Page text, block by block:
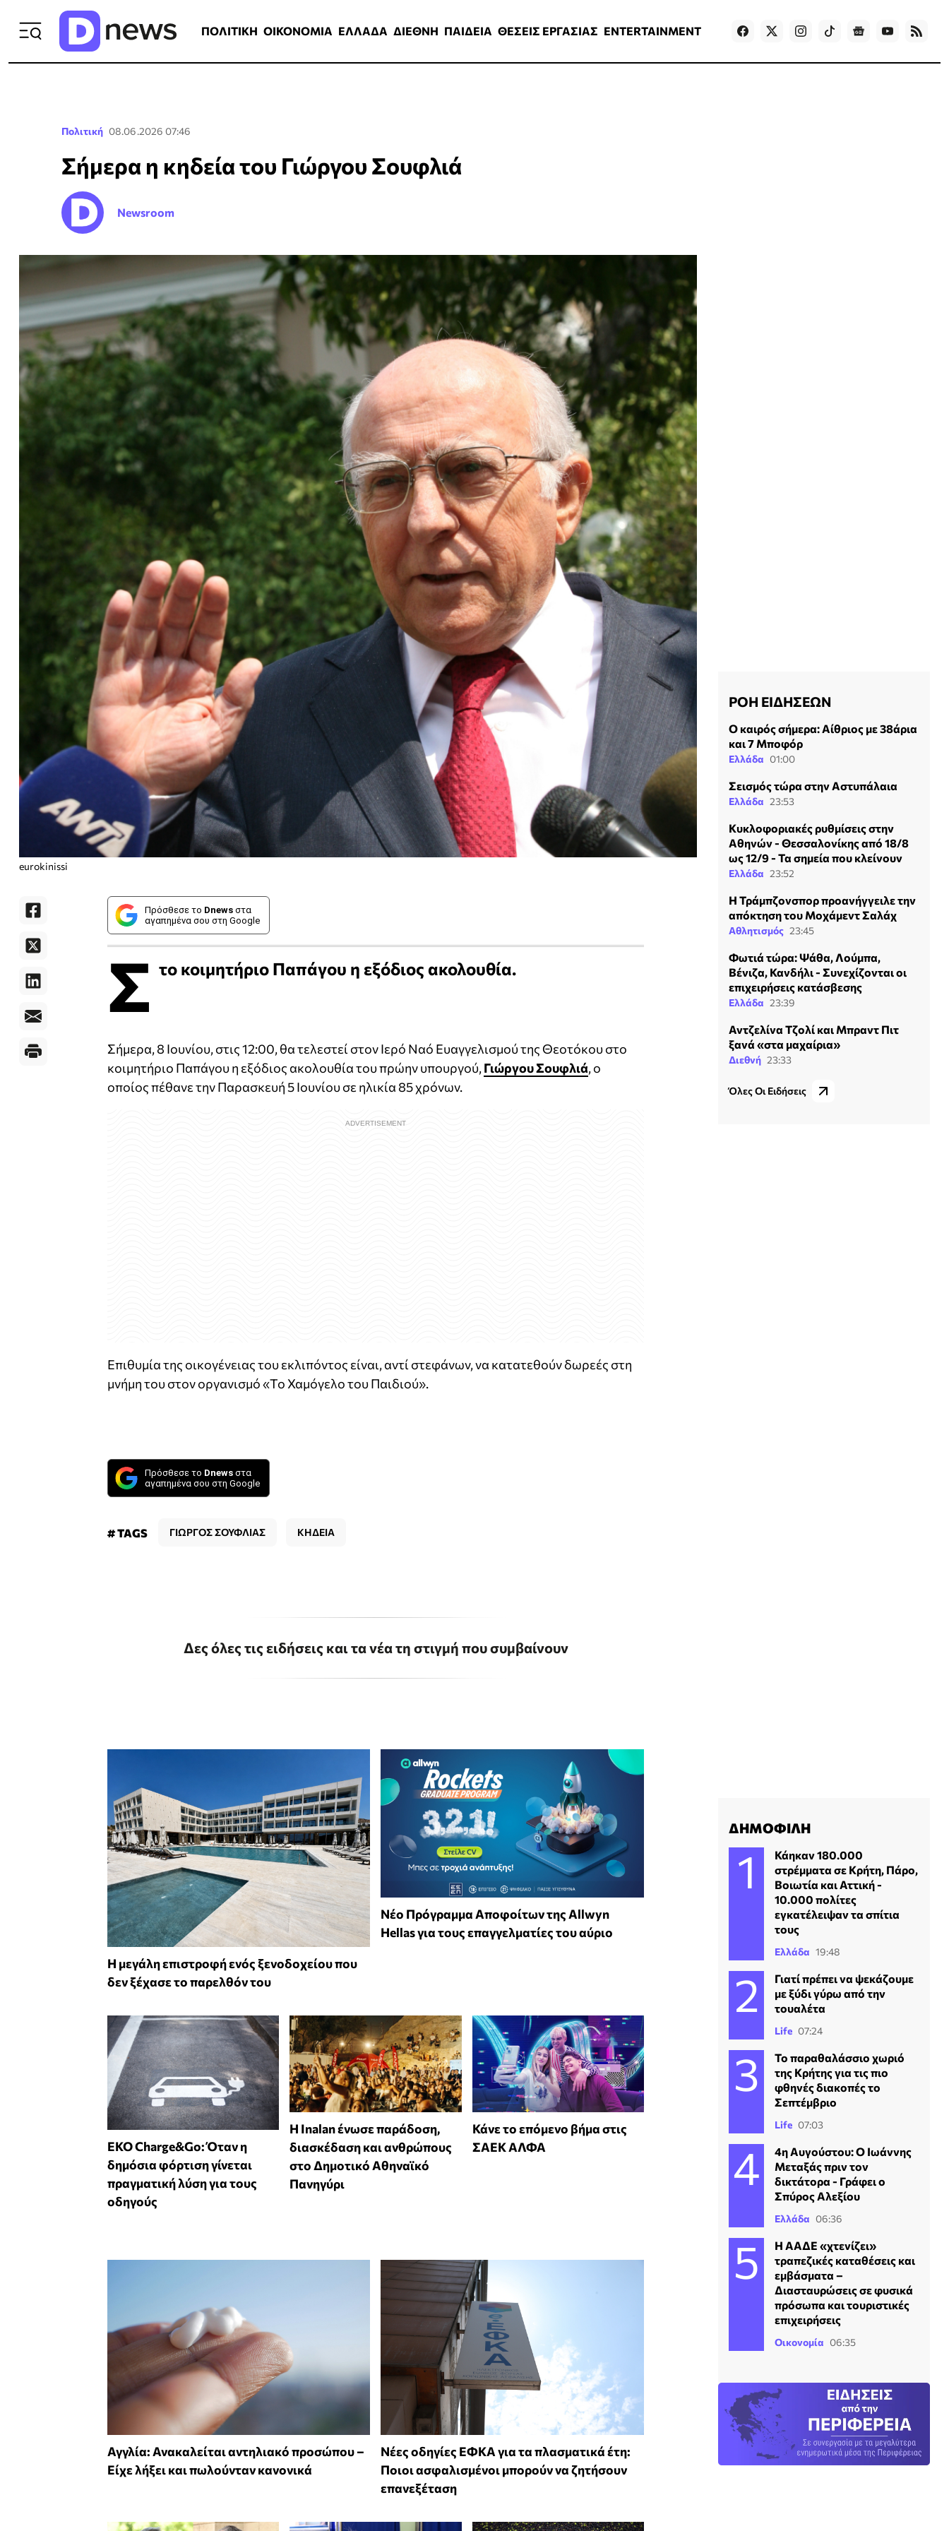
ΠΟΛΙΤΙΚΗ ΟΙΚΟΝΟΜΙΑ ΕΛΛΑΔΑ ΔΙΕΘΝΗ ΠΑΙΔΕΙΑ ΘΕΣΕΙΣ ΕΡΓΑΣΙΑΣ ENTERTAINMENT Games
Πολιτική 08.06.2026 07:46
Σήμερα η κηδεία του Γιώργου Σουφλιά
Newsroom
eurokinissi
Πρόσθεσε το Dnews στα
αγαπημένα σου στη Google
Σ το κοιμητήριο Παπάγου η εξόδιος ακολουθία.
Σήμερα, 8 Ιουνίου, στις 12:00, θα τελεστεί στον Ιερό Ναό Ευαγγελισμού της Θεοτόκου στο
κοιμητήριο Παπάγου η εξόδιος ακολουθία του πρώην υπουργού, Γιώργου Σουφλιά, ο
οποίος πέθανε την Παρασκευή 5 Ιουνίου σε ηλικία 85 χρόνων.
Επιθυμία της οικογένειας του εκλιπόντος είναι, αντί στεφάνων, να κατατεθούν δωρεές στη
μνήμη του στον οργανισμό «Το Χαμόγελο του Παιδιού».
Πρόσθεσε το Dnews στα
αγαπημένα σου στη Google
# TAGS ΓΙΩΡΓΟΣ ΣΟΥΦΛΙΑΣ ΚΗΔΕΙΑ
Δες όλες τις ειδήσεις και τα νέα τη στιγμή που συμβαίνουν
Η μεγάλη επιστροφή ενός ξενοδοχείου που
δεν ξέχασε το παρελθόν του
Νέο Πρόγραμμα Αποφοίτων της Allwyn
Hellas για τους επαγγελματίες του αύριο
EKO Charge&Go: Όταν η
δημόσια φόρτιση γίνεται
πραγματική λύση για τους
οδηγούς
Η Inalan ένωσε παράδοση,
διασκέδαση και ανθρώπους
στο Δημοτικό Αθηναϊκό
Πανηγύρι
Κάνε το επόμενο βήμα στις
ΣΑΕΚ ΑΛΦΑ
Αγγλία: Ανακαλείται αντηλιακό προσώπου –
Είχε λήξει και πωλούνταν κανονικά
Νέες οδηγίες ΕΦΚΑ για τα πλασματικά έτη:
Ποιοι ασφαλισμένοι μπορούν να ζητήσουν
επανεξέταση
ΡΟΗ ΕΙΔΗΣΕΩΝ
Ο καιρός σήμερα: Αίθριος με 38άρια
και 7 Μποφόρ
Ελλάδα 01:00
Σεισμός τώρα στην Αστυπάλαια
Ελλάδα 23:53
Κυκλοφοριακές ρυθμίσεις στην
Αθηνών - Θεσσαλονίκης από 18/8
ως 12/9 - Τα σημεία που κλείνουν
Ελλάδα 23:52
Η Τράμπζονσπορ προανήγγειλε την
απόκτηση του Μοχάμεντ Σαλάχ
Αθλητισμός 23:45
Φωτιά τώρα: Ψάθα, Λούμπα,
Βένιζα, Κανδήλι - Συνεχίζονται οι
επιχειρήσεις κατάσβεσης
Ελλάδα 23:39
Αντζελίνα Τζολί και Μπραντ Πιτ
ξανά «στα μαχαίρια»
Διεθνή 23:33
Όλες Οι Ειδήσεις
ΔΗΜΟΦΙΛΗ
Κάηκαν 180.000
στρέμματα σε Κρήτη, Πάρο,
Βοιωτία και Αττική -
10.000 πολίτες
εγκατέλειψαν τα σπίτια
τους
Ελλάδα 19:48
Γιατί πρέπει να ψεκάζουμε
με ξύδι γύρω από την
τουαλέτα
Life 07:24
Το παραθαλάσσιο χωριό
της Κρήτης για τις πιο
φθηνές διακοπές το
Σεπτέμβριο
Life 07:03
4η Αυγούστου: Ο Ιωάννης
Μεταξάς πριν τον
δικτάτορα - Γράφει ο
Σπύρος Αλεξίου
Ελλάδα 06:36
Η ΑΑΔΕ «χτενίζει»
τραπεζικές καταθέσεις και
εμβάσματα –
Διασταυρώσεις σε φυσικά
πρόσωπα και τουριστικές
επιχειρήσεις
Οικονομία 06:35